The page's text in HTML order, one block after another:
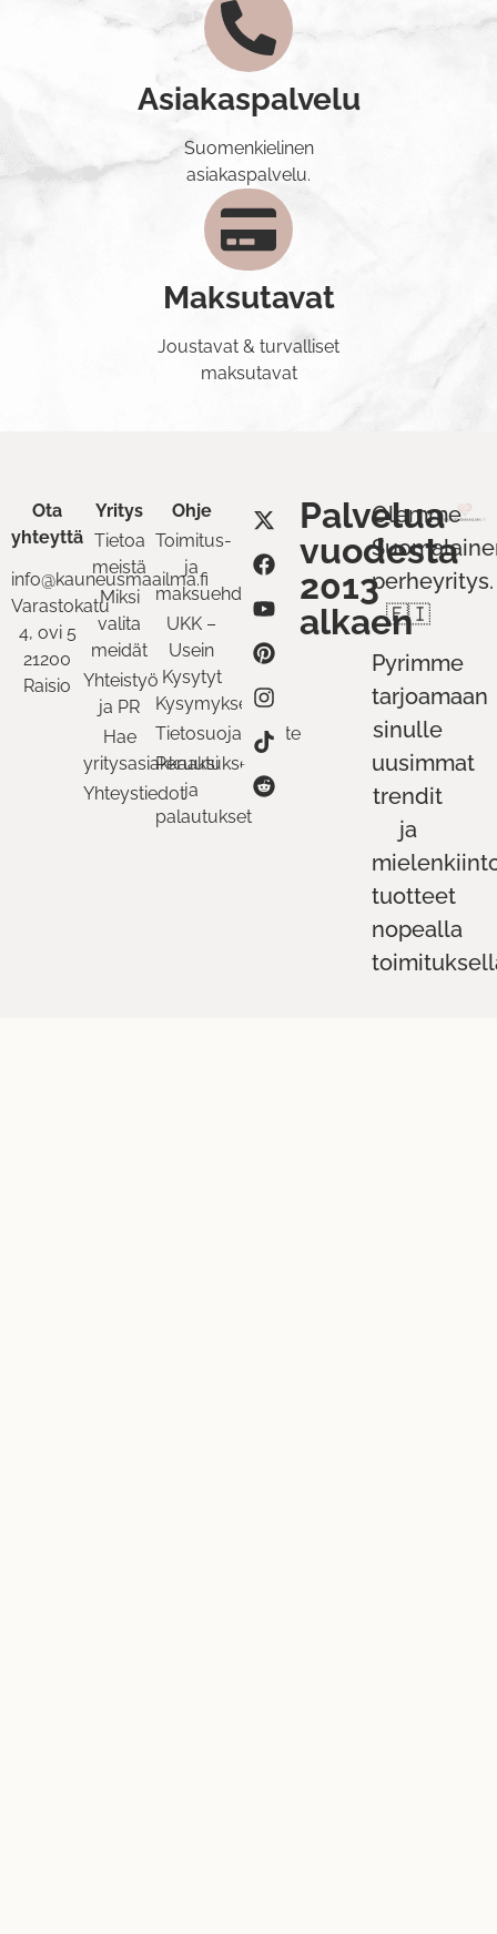
Asiakaspalvelu
Suomenkielinen
asiakaspalvelu.
Maksutavat
Joustavat & turvalliset
maksutavat
Ota
yhteyttä
info@kauneusmaailma.fi
Varastokatu
4, ovi 5
21200
Raisio
Yritys
Tietoa
meistä
Miksi
valita
meidät
Yhteistyö
ja PR
Hae
yritysasiakkaaksi
Yhteystiedot
Ohje
Toimitus-
ja
maksuehdot
UKK –
Usein
Kysytyt
Kysymykset
Tietosuojaseloste
Peruutukset
ja
palautukset
Palvelua
vuodesta
2013
alkaen
Olemme
perheyritys.
🇫🇮
Pyrimme
tarjoamaan
sinulle
uusimmat
trendit
ja
tuotteet
nopealla